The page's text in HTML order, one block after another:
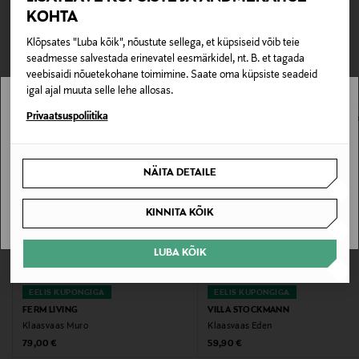
KOHTA
Klõpsates "Luba kõik", nõustute sellega, et küpsiseid võib teie
seadmesse salvestada erinevatel eesmärkidel, nt. B. et tagada
veebisaidi nõuetekohane toimimine. Saate oma küpsiste seadeid
igal ajal muuta selle lehe allosas.
Privaatsuspoliitika
NÄITA DETAILE
KINNITA KÕIK
LUBA KÕIK
Tootenumber
173671960
Suurus
28x36
0,00 €
Tarnimine pakiautomaati või postkontorisse
0,00 € – 4,90 €
TEISED KLIENDID
VAATASID KA
EELIS KUPONGIGA
FERM LIVING
Klaasvaas Muro
Original Price
79,00 €
EELIS KUPONGIGA
VILLA STOCKMANN
Klaasvaas Eden
Original Price
59,90 €
Stockmann pole Sinu riigis saadaval.
SAAN ARU